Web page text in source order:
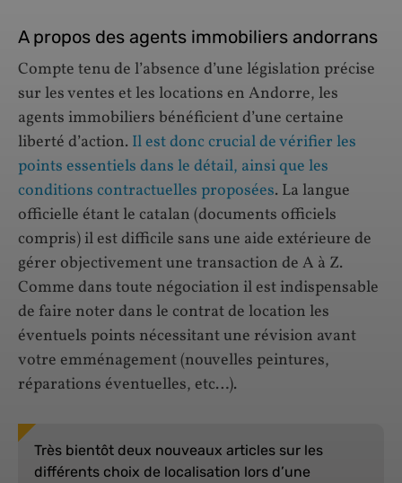
A propos des agents immobiliers andorrans
Compte tenu de l’absence d’une législation précise
sur les ventes et les locations en Andorre, les
agents immobiliers bénéficient d’une certaine
liberté d’action. Il est donc crucial de vérifier les
points essentiels dans le détail, ainsi que les
conditions contractuelles proposées. La langue
officielle étant le catalan (documents officiels
compris) il est difficile sans une aide extérieure de
gérer objectivement une transaction de A à Z.
Comme dans toute négociation il est indispensable
de faire noter dans le contrat de location les
éventuels points nécessitant une révision avant
votre emménagement (nouvelles peintures,
réparations éventuelles, etc…).
Très bientôt deux nouveaux articles sur les
différents choix de localisation lors d’une